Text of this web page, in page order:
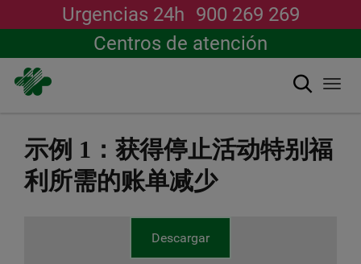
Urgencias 24h 900 269 269
Centros de atención
搜索
示例 1：获得停止活动特别福
利所需的账单减少
Descargar